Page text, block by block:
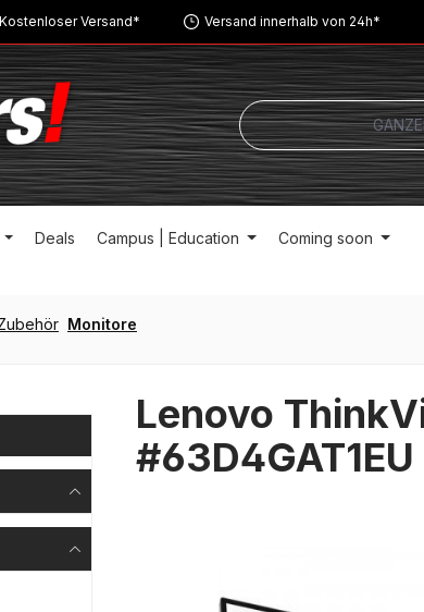
Kostenloser Versand* Versand innerhalb von 24h*
Deals Campus | Education Coming soon
Monitore
Lenovo
#63D4GAT1EU